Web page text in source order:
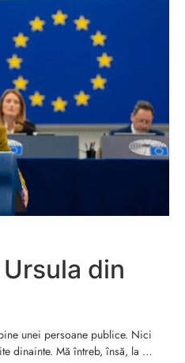
din
unei persoane publice. Nici
dinainte. Mă întreb, însă, la …